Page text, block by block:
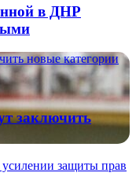
в ДНР
новые категории
заключить
защиты прав